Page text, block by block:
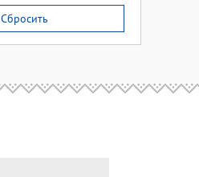
Сбросить